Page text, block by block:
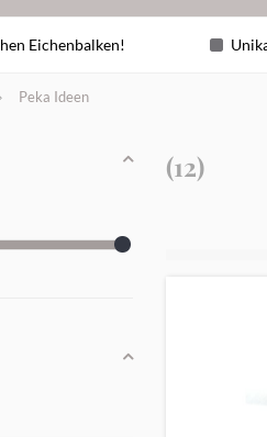
Eichenbalken!
Peka Ideen
(12)